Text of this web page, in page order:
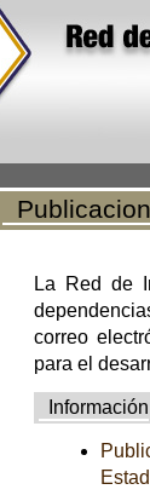
La Red de
correo
para el
Información